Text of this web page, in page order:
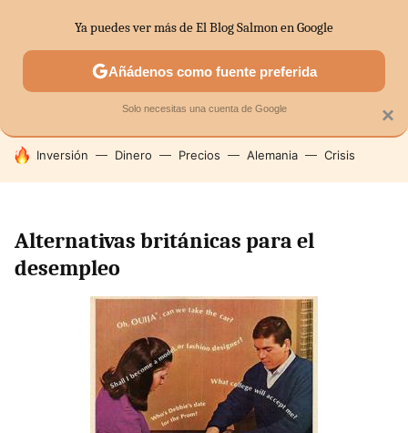
SECTORES ECONOMÍA DOMÉSTICA MERCADOS
HOY SE HABLA DE
Inversión Dinero Precios Alemania Crisis
Alternativas británicas para el
desempleo
×
Ya puedes ver más de El Blog Salmon en Google
Añádenos como fuente preferida
Solo necesitas una cuenta de Google